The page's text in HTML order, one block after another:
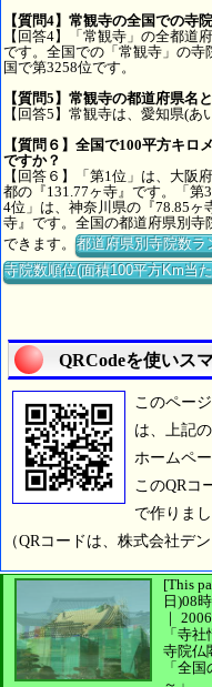
【質問4】常観寺の全国での寺
【回答4】「常観寺」の全都道
です。全国での「常観寺」の
国で第3258位です。
【質問5】常観寺の都道府県名
【回答5】常観寺は、愛知県(あ
【質問６】全国で100平方キロ
ですか？
【回答６】「第1位」は、大阪
都の『131.77ヶ寺』です。「第
4位」は、神奈川県の『78.85ヶ
寺』です。全国の都道府県別
できます。都道府県別寺院数ラ
寺院数順位(面積100平方Km当
QRCodeを使いス
このペー
は、上記の
ホームペ
このQRコ
で作りまし
（QRコードは、株式会社デ
[This
日)08
｜
「寺
寺院仏
「全